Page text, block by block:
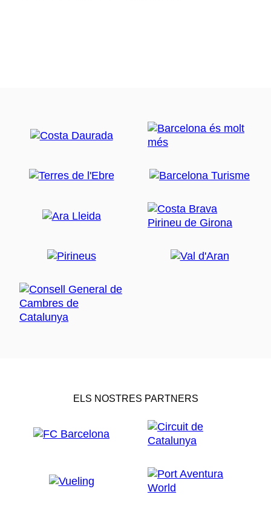
ELS NOSTRES PARTNERS